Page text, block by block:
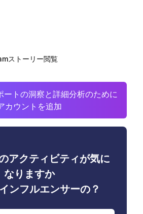
ストーリー閲覧
トの洞察と詳細分析のために
カウントを追加
アクティビティが気に
なりますか
ンフルエンサーの？